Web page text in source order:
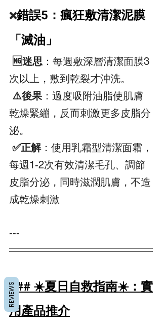
❌️錯誤5：瘋狂敷清潔泥膜
「滅油」
🆖迷思 ：每週敷深層清潔面膜3
次以上，敷到乾裂才沖洗。
⚠️後果：過度吸附油脂使肌膚
乾燥緊繃，反而刺激更多皮脂分
泌。
✅正解：使用乳霜型清潔面霜，
每週1-2次有效清潔毛孔、調節
皮脂分泌，同時滋潤肌膚，不造
成乾燥刺激
---
### ☀️夏日自救指南☀️：實
用產品推介
REVIEWS